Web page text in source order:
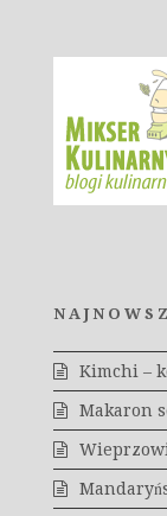
Kimchi –
Makaron